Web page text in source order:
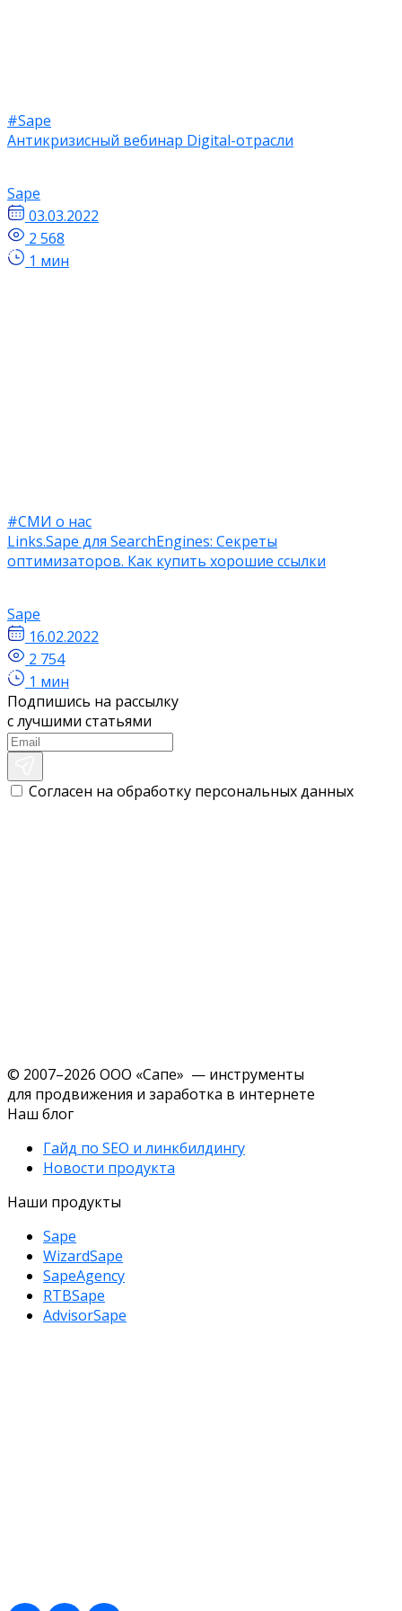
#Sape
Антикризисный вебинар Digital-отрасли
Sape
03.03.2022
2 568
1 мин
#СМИ о нас
Links.Sape для SearchEngines: Секреты
оптимизаторов. Как купить хорошие ссылки
Sape
16.02.2022
2 754
1 мин
Подпишись на рассылку
с лучшими статьями
Согласен на обработку персональных данных
© 2007–2026 ООО «Сапе» — инструменты
для продвижения и заработка в интернете
Наш блог
Гайд по SEO и линкбилдингу
Новости продукта
Наши продукты
Sape
WizardSape
SapeAgency
RTBSape
AdvisorSape